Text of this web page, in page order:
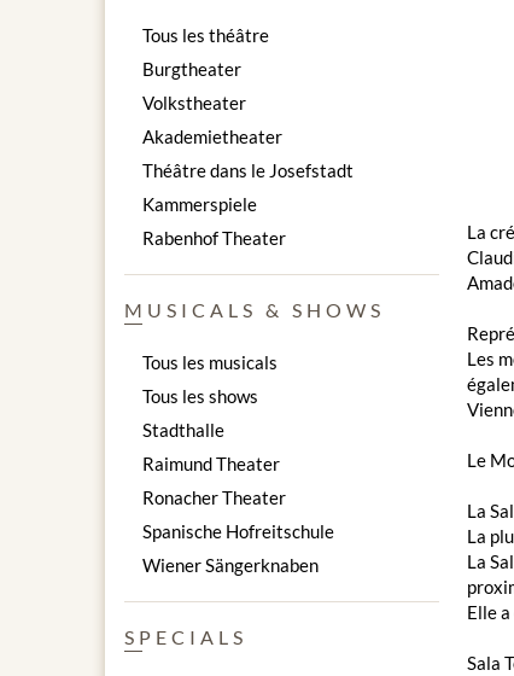
La
Les
Le
La
La
La
Elle
Sala
Tous les théâtre
Burgtheater
Volkstheater
Akademietheater
Théâtre dans le Josefstadt
Kammerspiele
Rabenhof Theater
MUSICALS & SHOWS
Tous les musicals
Tous les shows
Stadthalle
Raimund Theater
Ronacher Theater
Spanische Hofreitschule
Wiener Sängerknaben
SPECIALS